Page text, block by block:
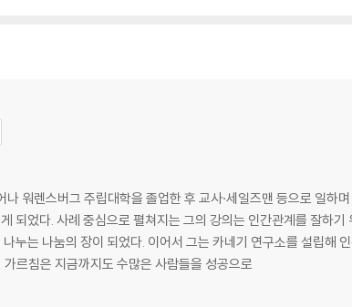
워렌스버그 주립대학을 졸업한 후 교사·세일즈맨 등으로 일하
되었다. 사례 중심으로 펼쳐지는 그의 강의는 인간관계를 잘하
누는 나눔의 장이 되었다. 이어서 그는 카네기 연구소를 설립해
르침은 지금까지도 수많은 사람들을 성공으로